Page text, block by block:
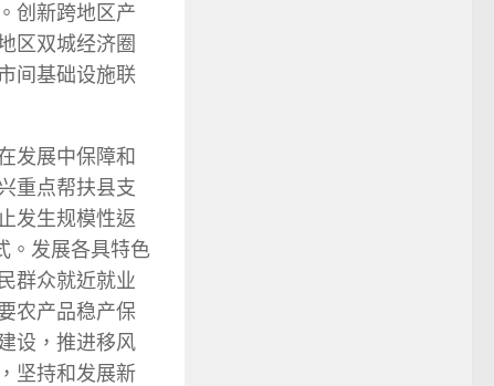
创新跨地区产
区双城经济圈
间基础设施联
发展中保障和
重点帮扶县支
发生规模性返
。发展各具特色
群众就近就业
农产品稳产保
设，推进移风
坚持和发展新